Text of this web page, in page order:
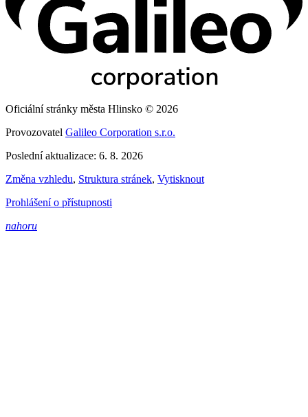
Oficiální stránky města Hlinsko © 2026
Provozovatel Galileo Corporation s.r.o.
Poslední aktualizace: 6. 8. 2026
Změna vzhledu, Struktura stránek, Vytisknout
Prohlášení o přístupnosti
nahoru